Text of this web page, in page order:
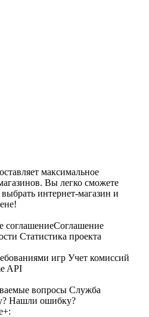
максимальное
Вы легко сможете
интернет-магазин и
соглашениеСоглашение
Статистика проекта
игр Учет комиссий
API
вопросы Служба
Нашли ошибку?
: